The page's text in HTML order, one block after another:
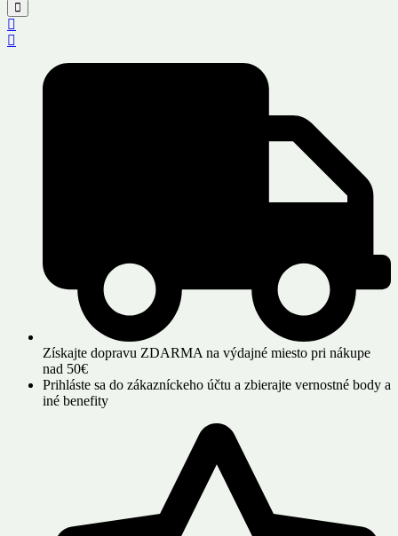
Získajte dopravu ZDARMA na výdajné miesto pri nákupe
nad 50€
Prihláste sa do zákazníckeho účtu a zbierajte vernostné body a
iné benefity